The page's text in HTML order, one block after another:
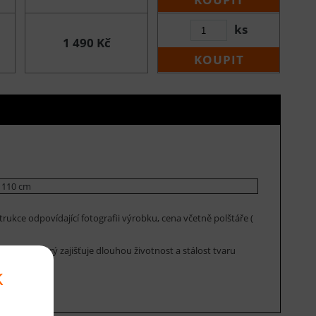
1 490 Kč
ks
KOUPIT
cm
odpovídající fotografii výrobku, cena včetně polštáře (
který zajišťuje dlouhou životnost a stálost tvaru